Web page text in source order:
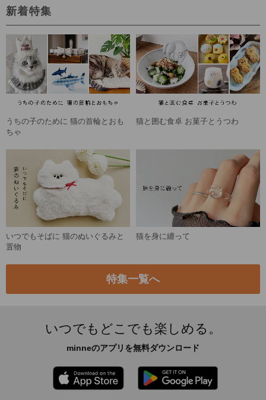
新着特集
うちの子のために 猫の首輪とおも
ちゃ
猫と囲む食卓 お菓子とうつわ
いつでもそばに 猫のぬいぐるみと
置物
猫を身に纏って
特集一覧へ
いつでもどこでも楽しめる。
minneのアプリを無料ダウンロード
App Store からダウンロード